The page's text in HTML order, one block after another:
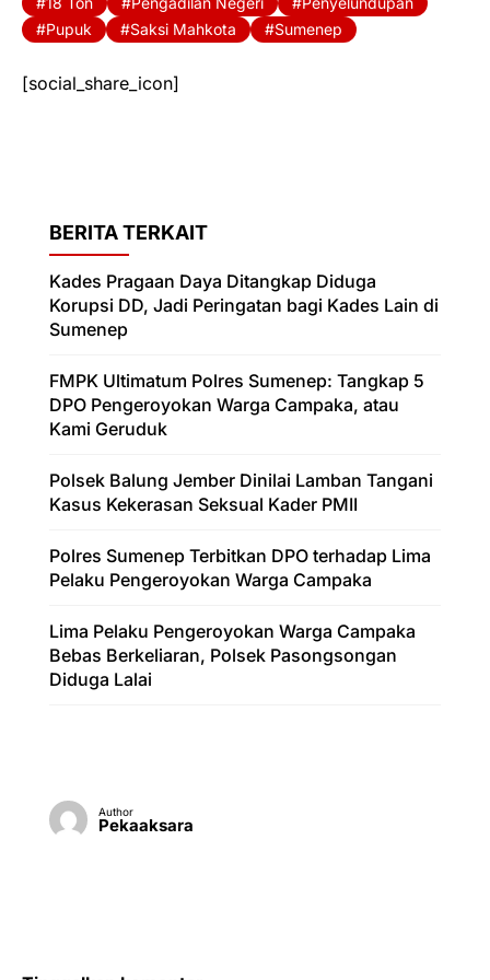
Pupuk
Saksi Mahkota Sumenep
[social_share_icon]
BERITA TERKAIT
Kades Pragaan Daya Ditangkap Diduga
Korupsi DD, Jadi Peringatan bagi Kades Lain di
Sumenep
FMPK Ultimatum Polres Sumenep: Tangkap 5
DPO Pengeroyokan Warga Campaka, atau
Kami Geruduk
Polsek Balung Jember Dinilai Lamban Tangani
Kasus Kekerasan Seksual Kader PMII
Polres Sumenep Terbitkan DPO terhadap Lima
Pelaku Pengeroyokan Warga Campaka
Lima Pelaku Pengeroyokan Warga Campaka
Bebas Berkeliaran, Polsek Pasongsongan
Diduga Lalai
Author
Pekaaksara